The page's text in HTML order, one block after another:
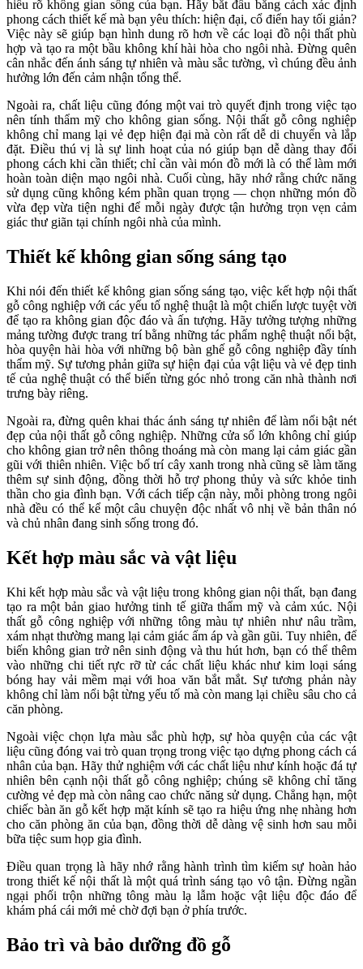
hiểu rõ không gian sống của bạn. Hãy bắt đầu bằng cách xác định
phong cách thiết kế mà bạn yêu thích: hiện đại, cổ điển hay tối giản?
Việc này sẽ giúp bạn hình dung rõ hơn về các loại đồ nội thất phù
hợp và tạo ra một bầu không khí hài hòa cho ngôi nhà. Đừng quên
cân nhắc đến ánh sáng tự nhiên và màu sắc tường, vì chúng đều ảnh
hưởng lớn đến cảm nhận tổng thể.
Ngoài ra, chất liệu cũng đóng một vai trò quyết định trong việc tạo
nên tính thẩm mỹ cho không gian sống. Nội thất gỗ công nghiệp
không chỉ mang lại vẻ đẹp hiện đại mà còn rất dễ di chuyển và lắp
đặt. Điều thú vị là sự linh hoạt của nó giúp bạn dễ dàng thay đổi
phong cách khi cần thiết; chỉ cần vài món đồ mới là có thể làm mới
hoàn toàn diện mạo ngôi nhà. Cuối cùng, hãy nhớ rằng chức năng
sử dụng cũng không kém phần quan trọng — chọn những món đồ
vừa đẹp vừa tiện nghi để mỗi ngày được tận hưởng trọn vẹn cảm
giác thư giãn tại chính ngôi nhà của mình.
Thiết kế không gian sống sáng tạo
Khi nói đến thiết kế không gian sống sáng tạo, việc kết hợp nội thất
gỗ công nghiệp với các yếu tố nghệ thuật là một chiến lược tuyệt vời
để tạo ra không gian độc đáo và ấn tượng. Hãy tưởng tượng những
mảng tường được trang trí bằng những tác phẩm nghệ thuật nổi bật,
hòa quyện hài hòa với những bộ bàn ghế gỗ công nghiệp đầy tính
thẩm mỹ. Sự tương phản giữa sự hiện đại của vật liệu và vẻ đẹp tinh
tế của nghệ thuật có thể biến từng góc nhỏ trong căn nhà thành nơi
trưng bày riêng.
Ngoài ra, đừng quên khai thác ánh sáng tự nhiên để làm nổi bật nét
đẹp của nội thất gỗ công nghiệp. Những cửa sổ lớn không chỉ giúp
cho không gian trở nên thông thoáng mà còn mang lại cảm giác gần
gũi với thiên nhiên. Việc bố trí cây xanh trong nhà cũng sẽ làm tăng
thêm sự sinh động, đồng thời hỗ trợ phong thủy và sức khỏe tinh
thần cho gia đình bạn. Với cách tiếp cận này, mỗi phòng trong ngôi
nhà đều có thể kể một câu chuyện độc nhất vô nhị về bản thân nó
và chủ nhân đang sinh sống trong đó.
Kết hợp màu sắc và vật liệu
Khi kết hợp màu sắc và vật liệu trong không gian nội thất, bạn đang
tạo ra một bản giao hưởng tinh tế giữa thẩm mỹ và cảm xúc. Nội
thất gỗ công nghiệp với những tông màu tự nhiên như nâu trầm,
xám nhạt thường mang lại cảm giác ấm áp và gần gũi. Tuy nhiên, để
biến không gian trở nên sinh động và thu hút hơn, bạn có thể thêm
vào những chi tiết rực rỡ từ các chất liệu khác như kim loại sáng
bóng hay vải mềm mại với hoa văn bắt mắt. Sự tương phản này
không chỉ làm nổi bật từng yếu tố mà còn mang lại chiều sâu cho cả
căn phòng.
Ngoài việc chọn lựa màu sắc phù hợp, sự hòa quyện của các vật
liệu cũng đóng vai trò quan trọng trong việc tạo dựng phong cách cá
nhân của bạn. Hãy thử nghiệm với các chất liệu như kính hoặc đá tự
nhiên bên cạnh nội thất gỗ công nghiệp; chúng sẽ không chỉ tăng
cường vẻ đẹp mà còn nâng cao chức năng sử dụng. Chẳng hạn, một
chiếc bàn ăn gỗ kết hợp mặt kính sẽ tạo ra hiệu ứng nhẹ nhàng hơn
cho căn phòng ăn của bạn, đồng thời dễ dàng vệ sinh hơn sau mỗi
bữa tiệc sum họp gia đình.
Điều quan trọng là hãy nhớ rằng hành trình tìm kiếm sự hoàn hảo
trong thiết kế nội thất là một quá trình sáng tạo vô tận. Đừng ngần
ngại phối trộn những tông màu lạ lẫm hoặc vật liệu độc đáo để
khám phá cái mới mẻ chờ đợi bạn ở phía trước.
Bảo trì và bảo dưỡng đồ gỗ